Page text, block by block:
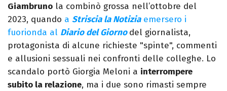
Giambruno la combinò grossa nell’ottobre del
2023, quando a Striscia la Notiziaemersero i
fuorionda al Diario del Giornodel giornalista,
protagonista di alcune richieste "spinte", commenti
e allusioni sessuali nei confronti delle colleghe. Lo
scandalo portò Giorgia Meloni a interrompere
subito la relazione, ma i due sono rimasti sempre